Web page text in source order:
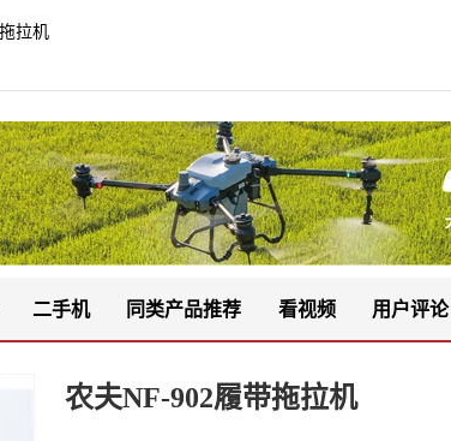
拉机
二手机 同类产品推荐 看视频 用户评论
农夫NF-902履带拖拉机